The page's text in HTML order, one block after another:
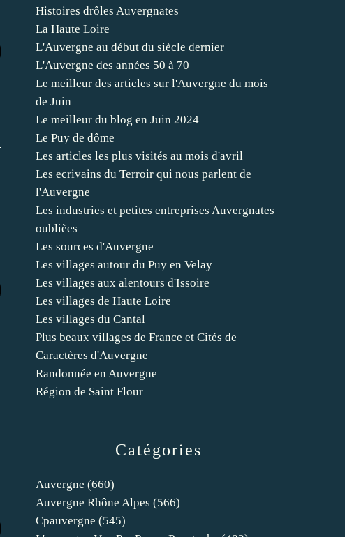
Catégories
Auvergne (660)
Auvergne Rhône Alpes (566)
Cpauvergne (545)
Histoires drôles Auvergnates
La Haute Loire
L'Auvergne au début du siècle dernier
L'Auvergne des années 50 à 70
Le meilleur des articles sur l'Auvergne du mois
de Juin
Le meilleur du blog en Juin 2024
Le Puy de dôme
Les articles les plus visités au mois d'avril
Les ecrivains du Terroir qui nous parlent de
l'Auvergne
Les industries et petites entreprises Auvergnates
oublièes
Les sources d'Auvergne
Les villages autour du Puy en Velay
Les villages aux alentours d'Issoire
Les villages de Haute Loire
Les villages du Cantal
Plus beaux villages de France et Cités de
Caractères d'Auvergne
Randonnée en Auvergne
Région de Saint Flour